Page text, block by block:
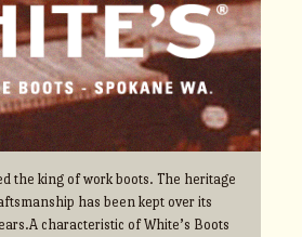
the king of work boots. The heritage
has been kept over its
characteristic of White’s Boots